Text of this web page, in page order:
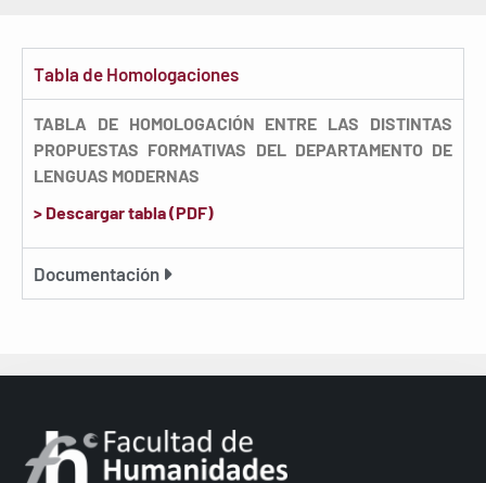
Tabla de Homologaciones
TABLA DE HOMOLOGACIÓN ENTRE LAS DISTINTAS
PROPUESTAS FORMATIVAS DEL DEPARTAMENTO DE
LENGUAS MODERNAS
> Descargar tabla (PDF)
Documentación